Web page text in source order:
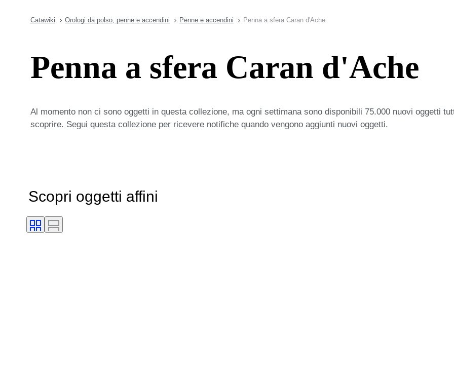
Catawiki Orologi da polso, penne e accendini Penne e accendini Penna a sfera Caran d'Ache
Penna a sfera Caran d'Ache
Al momento non ci sono oggetti in questa collezione, ma ogni settimana sono disponibili 75.000 nuovi oggetti
scoprire. Segui questa collezione per ricevere notifiche quando vengono aggiunti nuovi oggetti.
Scopri oggetti affini